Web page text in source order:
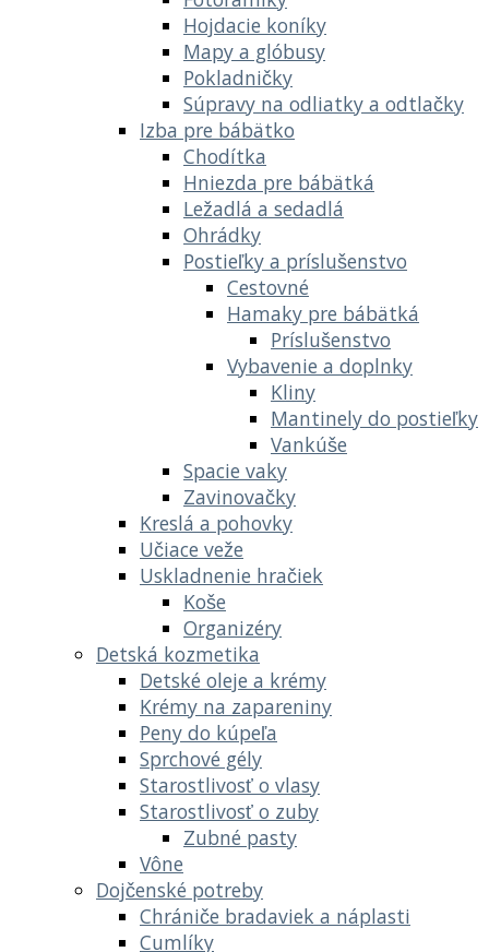
Hojdacie koníky
Mapy a glóbusy
Pokladničky
Súpravy na odliatky a odtlačky
Izba pre bábätko
Chodítka
Hniezda pre bábätká
Ležadlá a sedadlá
Ohrádky
Postieľky a príslušenstvo
Cestovné
Hamaky pre bábätká
Príslušenstvo
Vybavenie a doplnky
Kliny
Mantinely do postieľky
Vankúše
Spacie vaky
Zavinovačky
Kreslá a pohovky
Učiace veže
Uskladnenie hračiek
Koše
Organizéry
Detská kozmetika
Detské oleje a krémy
Krémy na zapareniny
Peny do kúpeľa
Sprchové gély
Starostlivosť o vlasy
Starostlivosť o zuby
Zubné pasty
Vône
Dojčenské potreby
Chrániče bradaviek a náplasti
Cumlíky